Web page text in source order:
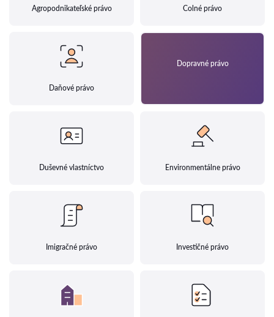
Agropodnikateľské právo Colné právo
Daňové právo
Dopravné právo
Duševné vlastníctvo Environmentálne právo
Imigračné právo Investičné právo